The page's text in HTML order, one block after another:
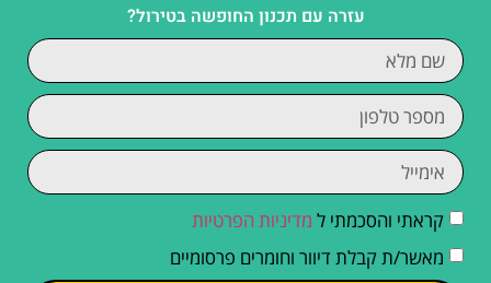
עזרה עם תכנון החופשה בטירול?
קראתי והסכמתי ל מדיניות הפרטיות
מאשר/ת קבלת דיוור וחומרים פרסומיים